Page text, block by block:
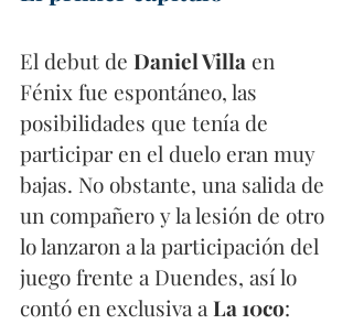
El debut de Daniel Villa en
Fénix fue espontáneo, las
posibilidades que tenía de
participar en el duelo eran muy
bajas. No obstante, una salida de
un compañero y la lesión de otro
lo lanzaron a la participación del
juego frente a Duendes, así lo
contó en exclusiva a La 10co: